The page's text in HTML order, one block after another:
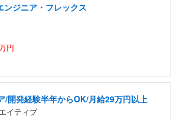
ンジニア・フレックス
円
/開発経験半年からOK/月給29万円以上
イティブ